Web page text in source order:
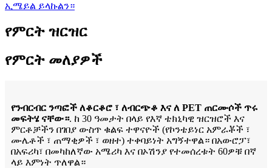
ኢሜይል ይላኩልን።
የምርት ዝርዝር
የምርት መለያዎች
የንብርብር ንጣፎች ለቆርቆሮ ፣ ለብርጭቆ እና ለ PET ጠርሙሶች ጥሩ
መፍትሄ ናቸው።. ከ 30 ዓመታት በላይ የእኛ ቴክኒካዊ ዝርዝሮች እና
ምርቶቻችን በገበያ ውስጥ ቁልፍ ተዋናዮች (የኮንቴይነር አምራቾች ፣
ሙሌቶች ፣ ጠማቂዎች ፣ ወዘተ) ተቀባይነት አግኝተዋል። በአውሮፓ፣
በአፍሪካ፣ በመካከለኛው አሜሪካ እና በኦሽንያ የተመሰረቱት 60ዎቹ በኛ
ላይ እምነት ጥለዋል።